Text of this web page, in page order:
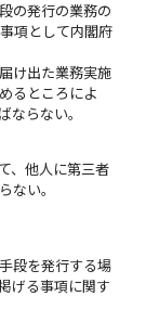
の発行の業務の
項として内閣府
け出た業務実施
るところによ
ならない。
、他人に第三者
ない。
段を発行する場
げる事項に関す